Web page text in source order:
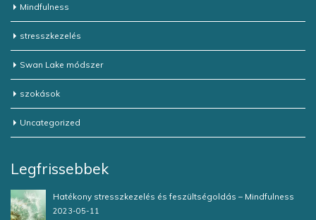
Mindfulness
stresszkezelés
Swan Lake módszer
szokások
Uncategorized
Legfrissebbek
Hatékony stresszkezelés és feszültségoldás – Mindfulness
2023-05-11